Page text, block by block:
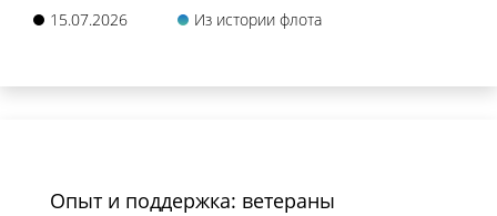
15.07.2026 Из истории флота
Опыт и поддержка: ветераны